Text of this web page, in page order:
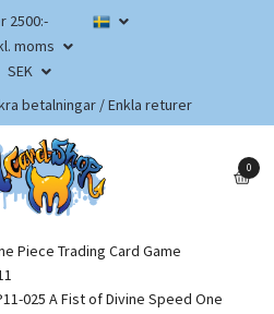
2500:-
moms
SEK
betalningar / Enkla returer
0
Piece Trading Card Game
025 A Fist of Divine Speed One